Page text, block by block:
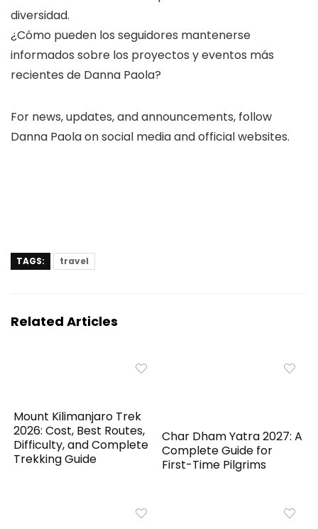
diversidad.
¿Cómo pueden los seguidores mantenerse
informados sobre los proyectos y eventos más
recientes de Danna Paola?
For news, updates, and announcements, follow
Danna Paola on social media and official websites.
TAGS: travel
Related Articles
Mount Kilimanjaro Trek
2026: Cost, Best Routes,
Difficulty, and Complete
Trekking Guide
Char Dham Yatra 2027: A
Complete Guide for
First-Time Pilgrims